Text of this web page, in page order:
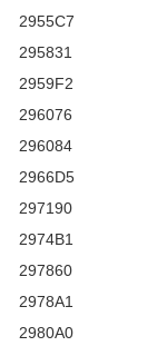
2955C7
295831
2959F2
296076
296084
2966D5
297190
2974B1
297860
2978A1
2980A0